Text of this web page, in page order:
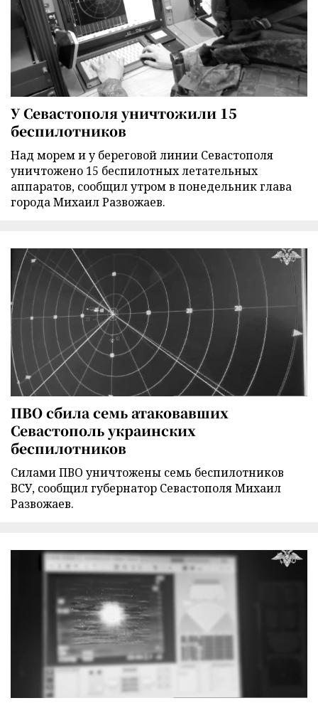
У Севастополя уничтожили 15
беспилотников
Над морем и у береговой линии Севастополя
уничтожено 15 беспилотных летательных
аппаратов, сообщил утром в понедельник глава
города Михаил Развожаев.
ПВО сбила семь атаковавших
Севастополь украинских
беспилотников
Силами ПВО уничтожены семь беспилотников
ВСУ, сообщил губернатор Севастополя Михаил
Развожаев.